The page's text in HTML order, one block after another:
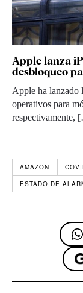
Apple lanza
desbloqueo
Apple ha lanzado
operativos para
respectivamente,
AMAZON
ESTADO DE